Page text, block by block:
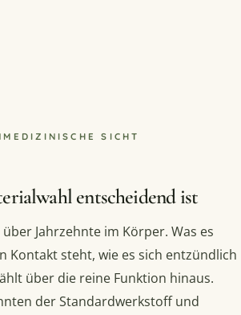
SICHT
entscheidend ist
Jahrzehnte im Körper. Was es
Kontakt steht, wie es sich entzündlich
über die reine Funktion hinaus.
der Standardwerkstoff und